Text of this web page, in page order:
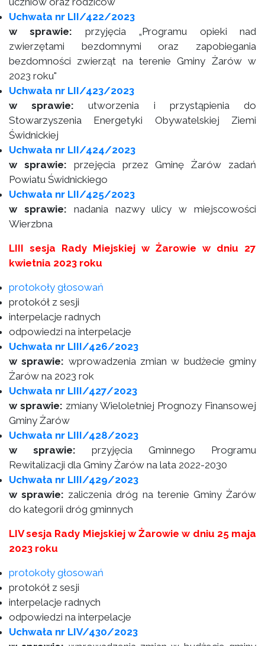
Uchwała nr LII/422/2023
w sprawie: przyjęcia „Programu opieki nad
zwierzętami bezdomnymi oraz zapobiegania
bezdomności zwierząt na terenie Gminy Żarów w
2023 roku"
Uchwała nr LII/423/2023
w sprawie: utworzenia i przystąpienia do
Stowarzyszenia Energetyki Obywatelskiej Ziemi
Świdnickiej
Uchwała nr LII/424/2023
w sprawie: przejęcia przez Gminę Żarów zadań
Powiatu Świdnickiego
Uchwała nr LII/425/2023
w sprawie: nadania nazwy ulicy w miejscowości
Wierzbna
LIII sesja Rady Miejskiej w Żarowie w dniu 27
kwietnia 2023 roku
protokoły głosowań
protokół z sesji
interpelacje radnych
odpowiedzi na interpelacje
Uchwała nr LIII/426/2023
w sprawie: wprowadzenia zmian w budżecie gminy
Żarów na 2023 rok
Uchwała nr LIII/427/2023
w sprawie: zmiany Wieloletniej Prognozy Finansowej
Gminy Żarów
Uchwała nr LIII/428/2023
w sprawie: przyjęcia Gminnego Programu
Rewitalizacji dla Gminy Żarów na lata 2022-2030
Uchwała nr LIII/429/2023
w sprawie: zaliczenia dróg na terenie Gminy Żarów
do kategorii dróg gminnych
LIV sesja Rady Miejskiej w Żarowie w dniu 25 maja
2023 roku
protokoły głosowań
protokół z sesji
interpelacje radnych
odpowiedzi na interpelacje
Uchwała nr LIV/430/2023